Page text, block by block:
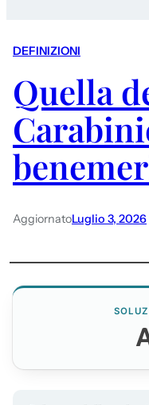
DEFINIZIONI
Quella
AggiornatoLuglio 3, 2026